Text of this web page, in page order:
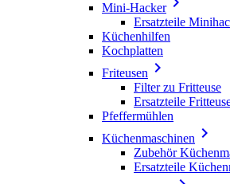
Mini-Hacker
Ersatzteile
Küchenhilfen
Kochplatten
Friteusen 
Filter zu Fritteuse
Ersatzteile
Pfeffermühlen
Küchenmaschinen 
Zubehör
Ersatzteile